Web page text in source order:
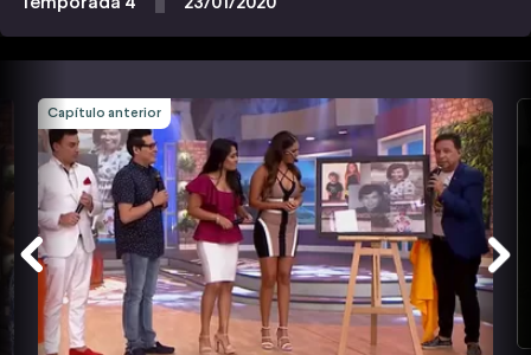
Capítulo anterior